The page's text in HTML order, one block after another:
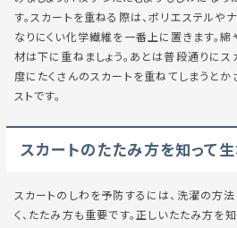
す。スカートを重ねる際は、ポリエステルや
なりにくい化学繊維を一番上に置きます。綿
材は下に重ねましょう。あとは普段通りにス
度にたくさんのスカートを重ねてしまうと
ストです。
スカートのたたみ方を知って
スカートのしわを予防するには、洗濯の方
く、たたみ方も重要です。正しいたたみ方を